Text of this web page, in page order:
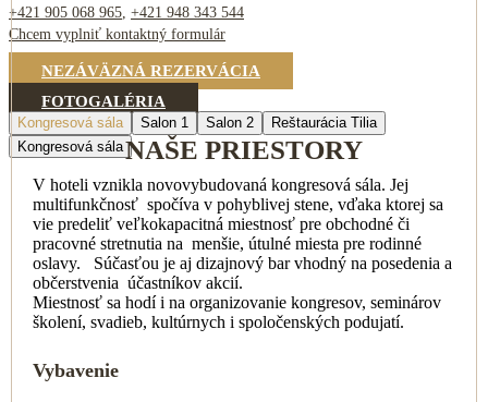
+421 905 068 965, +421 948 343 544
Chcem vyplniť kontaktný formulár
NEZÁVÄZNÁ REZERVÁCIA
FOTOGALÉRIA
NAŠE PRIESTORY
Kongresová sála Salon 1 Salon 2
Reštaurácia Tilia
Kongresová sála
V hoteli vznikla novovybudovaná kongresová sála. Jej
multifunkčnosť spočíva v pohyblivej stene, vďaka ktorej sa
vie predeliť veľkokapacitná miestnosť pre obchodné či
pracovné stretnutia na menšie, útulné miesta pre rodinné
oslavy. Súčasťou je aj dizajnový bar vhodný na posedenia a
občerstvenia účastníkov akcií.
Miestnosť sa hodí i na organizovanie kongresov, seminárov
školení, svadieb, kultúrnych i spoločenských podujatí.
Vybavenie